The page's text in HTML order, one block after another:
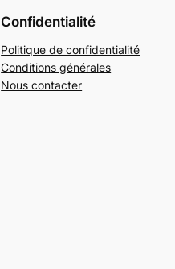
Confidentialité
Politique de confidentialité
Conditions générales
Nous contacter